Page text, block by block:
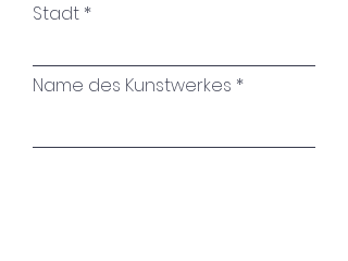
Stadt
Name des Kunstwerkes